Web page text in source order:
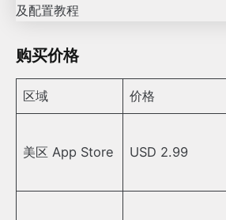
购买价格
区域 价格
美区 App Store USD 2.99